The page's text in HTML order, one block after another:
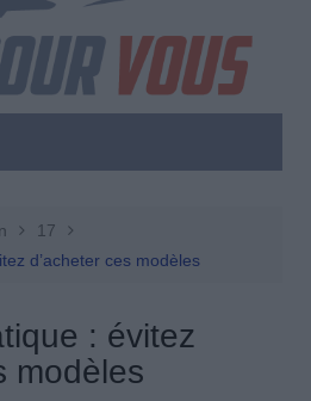
17
d’acheter ces modèles
: évitez
modèles